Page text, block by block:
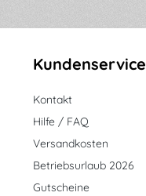
Kundenservice
Kontakt
Hilfe / FAQ
Versandkosten
Betriebsurlaub 2026
Gutscheine